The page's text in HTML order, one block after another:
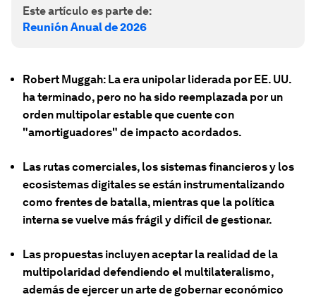
Este artículo es parte de:
Reunión Anual de 2026
Robert Muggah: La era unipolar liderada por EE. UU.
ha terminado, pero no ha sido reemplazada por un
orden multipolar estable que cuente con
"amortiguadores" de impacto acordados.
Las rutas comerciales, los sistemas financieros y los
ecosistemas digitales se están instrumentalizando
como frentes de batalla, mientras que la política
interna se vuelve más frágil y difícil de gestionar.
Las propuestas incluyen aceptar la realidad de la
multipolaridad defendiendo el multilateralismo,
además de ejercer un arte de gobernar económico